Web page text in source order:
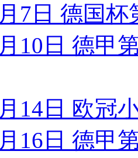
7日 德国
10日 德甲
14日 欧冠
16日 德甲